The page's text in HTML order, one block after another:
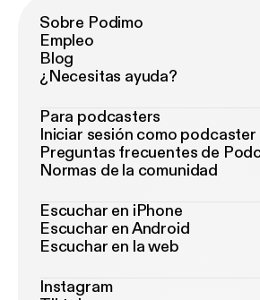
Sobre Podimo
Empleo
Blog
¿Necesitas ayuda?
Para podcasters
Iniciar sesión como podcaster
Preguntas frecuentes de
Normas de la comunidad
Escuchar en iPhone
Escuchar en Android
Escuchar en la web
Instagram